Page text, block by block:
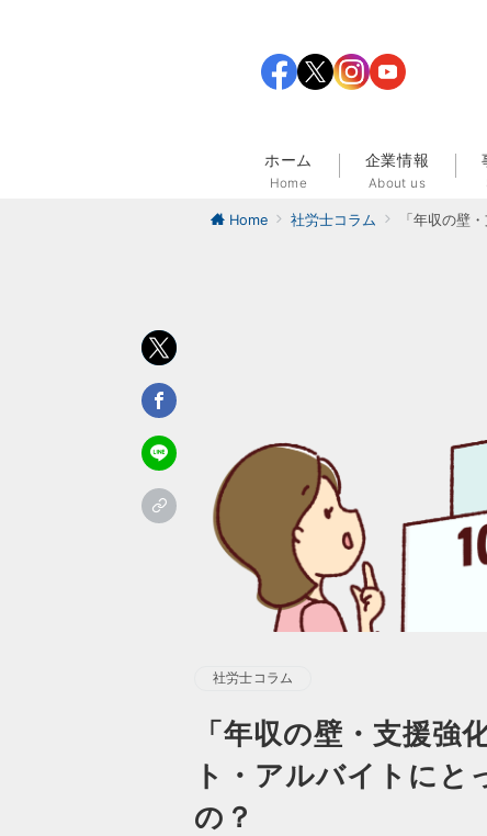
ホーム
Home
企業情報
About us
Home 社労士コラム 「年収の壁
社労士コラム
「年収の壁・支援強
ト・アルバイトにと
の？